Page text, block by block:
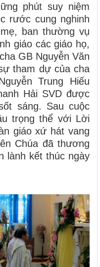
phút suy niệm
rước cung nghinh
ban thường vụ
giáo các giáo họ,
GB Nguyễn Văn
tham dự của cha
Trung Hiếu
Hải SVD được
sáng. Sau cuộc
trọng thể với Lời
giáo xứ hát vang
Chúa đã thương
lành kết thúc ngày